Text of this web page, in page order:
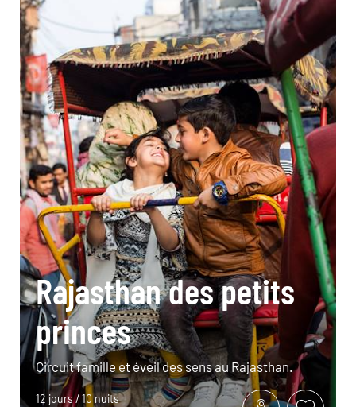
Rajasthan des petits
princes
Circuit famille et éveil des sens au Rajasthan.
12 jours / 10 nuits